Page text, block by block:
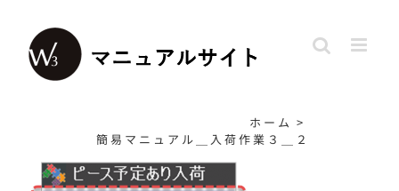
content
ホーム >
簡易マニュアル＿入荷作業３＿２